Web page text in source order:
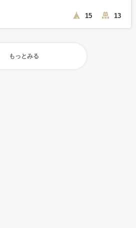
15 13
もっとみる